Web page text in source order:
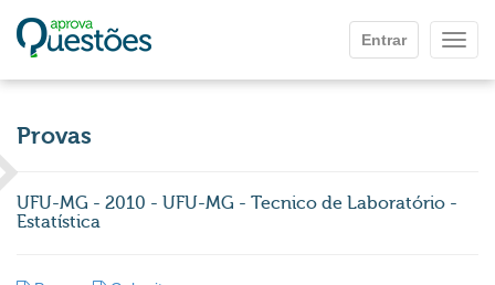
Entrar
Provas
UFU-MG - 2010 - UFU-MG - Tecnico de Laboratório -
Estatística